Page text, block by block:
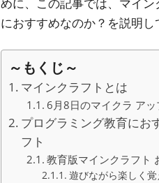
めに、この記事では、マイ
におすすめなのか？を説明し
～もくじ～
マインクラフトとは
6月8日のマイクラ アッ
プログラミング教育にお
フト
教育版マインクラフト
遊びながら楽しく覚